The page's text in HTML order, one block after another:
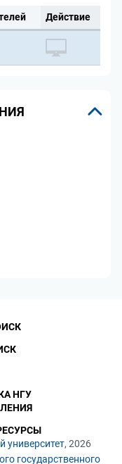
Действие
университет, 2026
государственного
НГУ